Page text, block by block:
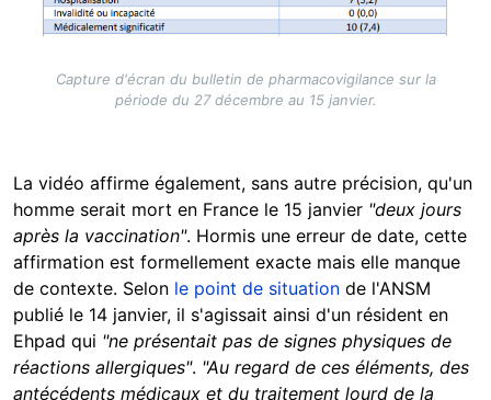
Capture d'écran du bulletin de pharmacovigilance sur la
période du 27 décembre au 15 janvier.
La vidéo affirme également, sans autre précision, qu'un
homme serait mort en France le 15 janvier "deux jours
après la vaccination". Hormis une erreur de date, cette
affirmation est formellement exacte mais elle manque
de contexte. Selon le point de situation de l'ANSM
publié le 14 janvier, il s'agissait ainsi d'un résident en
Ehpad qui "ne présentait pas de signes physiques de
réactions allergiques". "Au regard de ces éléments, des
antécédents médicaux et du traitement lourd de la